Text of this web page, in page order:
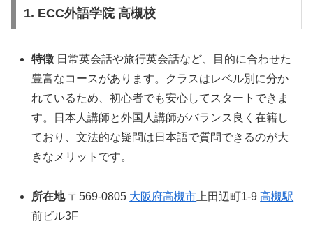
1. ECC外語学院 高槻校
特徴 日常英会話や旅行英会話など、目的に合わせた
豊富なコースがあります。クラスはレベル別に分か
れているため、初心者でも安心してスタートできま
す。日本人講師と外国人講師がバランス良く在籍し
ており、文法的な疑問は日本語で質問できるのが大
きなメリットです。
所在地〒569-0805 大阪府高槻市 上田辺町1-9高槻駅
前ビル3F